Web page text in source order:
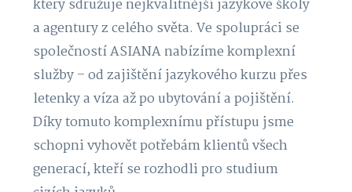
který sdružuje nejkvalitnější jazykové školy
a agentury z celého světa. Ve spolupráci se
společností ASIANA nabízíme komplexní
služby – od zajištění jazykového kurzu přes
letenky a víza až po ubytování a pojištění.
Díky tomuto komplexnímu přístupu jsme
schopni vyhovět potřebám klientů všech
generací, kteří se rozhodli pro studium